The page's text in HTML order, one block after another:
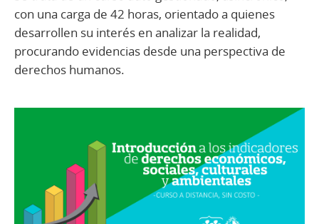
con una carga de 42 horas, orientado a quienes
desarrollen su interés en analizar la realidad,
procurando evidencias desde una perspectiva de
derechos humanos.